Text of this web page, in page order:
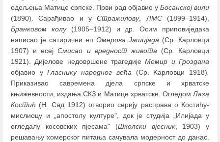
одељења Матице српске. Први рад објавио у Босанској вили
(1890). Сарађивао и уСтражилову,ЛМС(1899–1914),
Бранковом колу(1905–1912) и др. Осим приповиједака
написао је сатирични еп Омерова Jaшијада (Ср. Карловци
1907) и есејСмисао и вредност живота(Ср. Карловци
1921). Дијелове недовршене трагедијеМомир и Гроздана
објавио уГласнику нaродног већа(Ср. Kарловци 1918).
Приказивао савремена дјела српске и хрватске
књижевности, издања СКЗ и Матице хрватске. ОгледомЛаза
Костић (Н. Сад 1912) отворио серију расправа о Костићу-
мислиоцу и „апостолу културе", док је студија „Илијада у
огледалу косовских пјесама" (Школски вјесник, 1903) у
решавању хомерског питања сачувала модерност до данас.